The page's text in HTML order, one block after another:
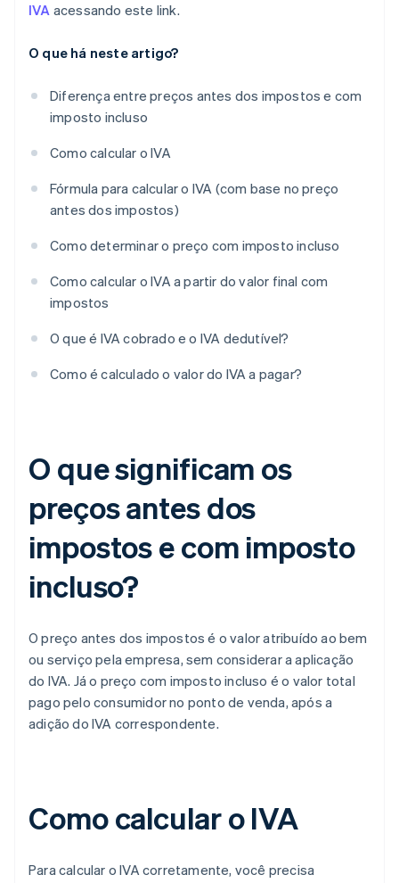
IVA acessando este link.
O que há neste artigo?
Diferença entre preços antes dos impostos e com
imposto incluso
Como calcular o IVA
Fórmula para calcular o IVA (com base no preço
antes dos impostos)
Como determinar o preço com imposto incluso
Como calcular o IVA a partir do valor final com
impostos
O que é IVA cobrado e o IVA dedutível?
Como é calculado o valor do IVA a pagar?
O que significam os
preços antes dos
impostos e com imposto
incluso?
O preço antes dos impostos é o valor atribuído ao bem
ou serviço pela empresa, sem considerar a aplicação
do IVA. Já o preço com imposto incluso é o valor total
pago pelo consumidor no ponto de venda, após a
adição do IVA correspondente.
Como calcular o IVA
Para calcular o IVA corretamente, você precisa